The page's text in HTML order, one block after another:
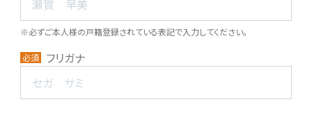
※必ずご本人様の戸籍登録されている表記で入力してください。
必須 フリガナ